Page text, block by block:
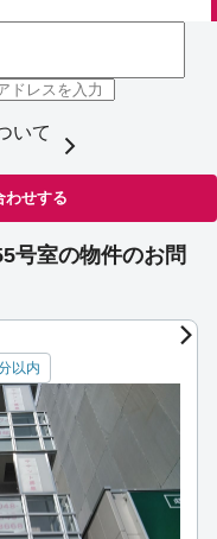
いて
わせする
号室の物件のお問
以内